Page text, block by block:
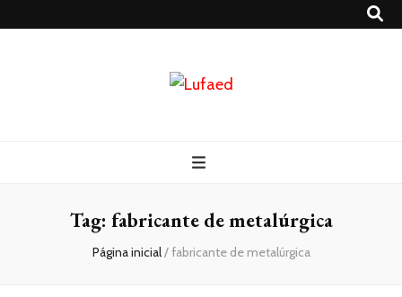
Tag: fabricante de metalúrgica
Página inicial/fabricante de metalúrgica